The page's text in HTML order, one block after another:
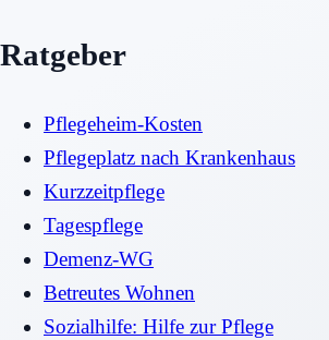
Ratgeber
Pflegeheim-Kosten
Pflegeplatz nach Krankenhaus
Kurzzeitpflege
Tagespflege
Demenz-WG
Betreutes Wohnen
Sozialhilfe: Hilfe zur Pflege